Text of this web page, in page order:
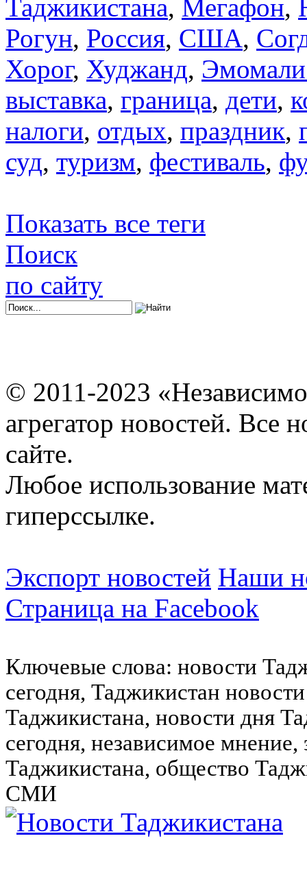
Таджикистана, Мегафон,
Рогун, Россия, США,
Хорог, Худжанд,
выставка, граница, дети,
налоги, отдых, праздник,
суд, туризм, фестиваль,
Показать все теги
Поиск
по сайту
© 2011-2023
агрегатор новостей. Все
сайте.
Любое использование
гиперссылке.
Экспорт новостей Наши
Страница на Facebook
Ключевые слова: новости
сегодня, Таджикистан
Таджикистана, новости дня
сегодня, независимое
Таджикистана, общество
СМИ